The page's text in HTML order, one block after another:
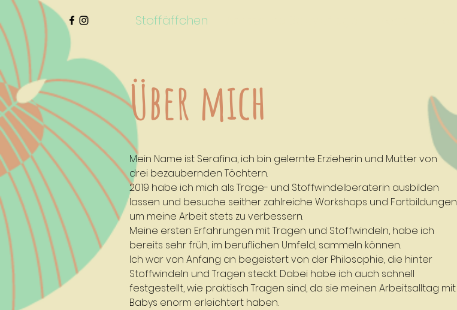
Stoffäffchen
Über mich
Mein Name ist Serafina, ich bin gelernte Erzieherin und Mutter von
drei bezaubernden Töchtern.
2019 habe ich mich als Trage- und Stoffwindelberaterin ausbilden
lassen und besuche seither zahlreiche Workshops und Fortbildungen
um meine Arbeit stets zu verbessern.
Meine ersten Erfahrungen mit Tragen und Stoffwindeln, habe ich
bereits sehr früh, im beruflichen Umfeld, sammeln können.
Ich war von Anfang an begeistert von der Philosophie, die hinter
Stoffwindeln und Tragen steckt. Dabei habe ich auch schnell
festgestellt, wie praktisch Tragen sind, da sie meinen Arbeitsalltag mit
Babys enorm erleichtert haben.